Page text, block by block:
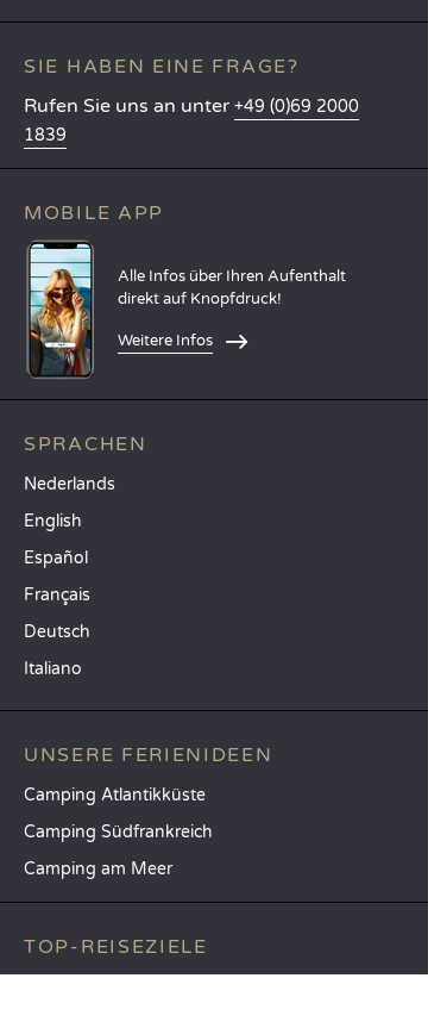
SIE HABEN EINE FRAGE?
Rufen Sie uns an unter +49 (0)69 2000
1839
MOBILE APP
Alle Infos über Ihren Aufenthalt
direkt auf Knopfdruck!
Weitere Infos
SPRACHEN
Nederlands
English
Español
Français
Deutsch
Italiano
UNSERE FERIENIDEEN
Camping Atlantikküste
Camping Südfrankreich
Camping am Meer
TOP-REISEZIELE